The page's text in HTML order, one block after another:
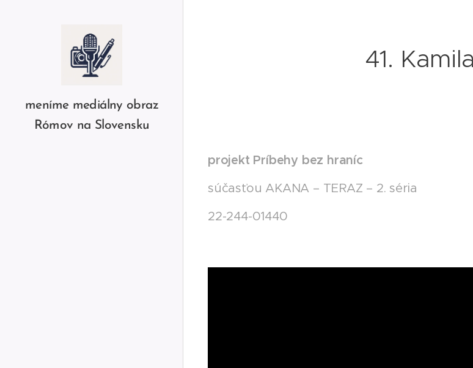
meníme mediálny obraz
Rómov na Slovensku
41.
projekt Príbehy bez hraníc
súčasťou AKANA – TERAZ – 2. séria
22-244-01440